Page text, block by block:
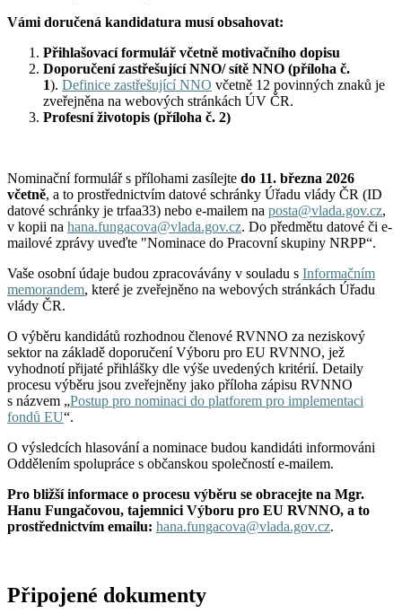
Vámi doručená kandidatura musí obsahovat:
Přihlašovací formulář včetně motivačního dopisu
Doporučení zastřešující NNO/ sítě NNO (příloha č.
1). Definice zastřešující NNO včetně 12 povinných znaků je
zveřejněna na webových stránkách ÚV ČR.
Profesní životopis (příloha č. 2)
Nominační formulář s přílohami zasílejte do 11. března 2026
včetně, a to prostřednictvím datové schránky Úřadu vlády ČR (ID
datové schránky je trfaa33) nebo e-mailem na posta@vlada.gov.cz,
v kopii na hana.fungacova@vlada.gov.cz. Do předmětu datové či e-
mailové zprávy uveďte "Nominace do Pracovní skupiny NRPP“.
Vaše osobní údaje budou zpracovávány v souladu s Informačním
memorandem, které je zveřejněno na webových stránkách Úřadu
vlády ČR.
O výběru kandidátů rozhodnou členové RVNNO za neziskový
sektor na základě doporučení Výboru pro EU RVNNO, jež
vyhodnotí přijaté přihlášky dle výše uvedených kritérií. Detaily
procesu výběru jsou zveřejněny jako příloha zápisu RVNNO
s názvem „Postup pro nominaci do platforem pro implementaci
fondů EU“.
O výsledcích hlasování a nominace budou kandidáti informováni
Oddělením spolupráce s občanskou společností e-mailem.
Pro bližší informace o procesu výběru se obracejte na Mgr.
Hanu Fungačovou, tajemnici Výboru pro EU RVNNO, a to
prostřednictvím e­mailu: hana.fungacova@vlada.gov.cz.
Připojené dokumenty